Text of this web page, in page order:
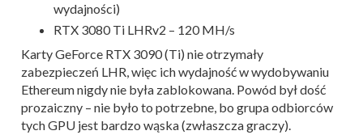
wydajności)
RTX 3080 Ti LHRv2 – 120 MH/s
Karty GeForce RTX 3090 (Ti) nie otrzymały
zabezpieczeń LHR, więc ich wydajność w wydobywaniu
Ethereum nigdy nie była zablokowana. Powód był dość
prozaiczny – nie było to potrzebne, bo grupa odbiorców
tych GPU jest bardzo wąska (zwłaszcza graczy).